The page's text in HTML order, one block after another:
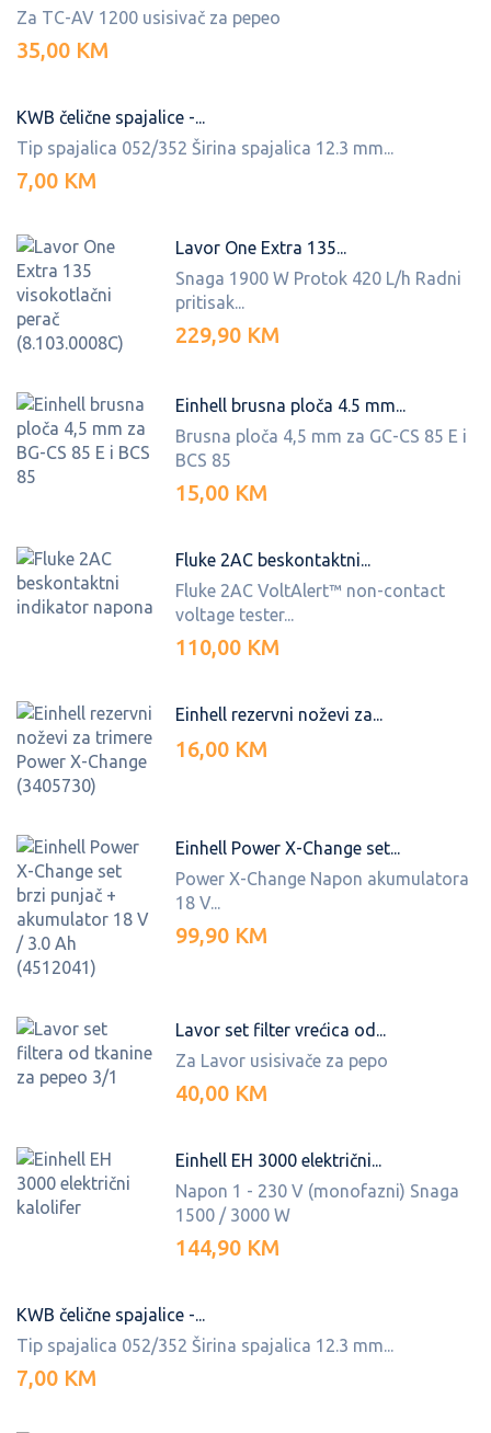
Za TC-AV 1200 usisivač za pepeo
35,00 KM
KWB čelične spajalice -...
Tip spajalica 052/352 Širina spajalica 12.3 mm...
7,00 KM
Lavor One Extra 135...
Snaga 1900 W Protok 420 L/h Radni
pritisak...
229,90 KM
Einhell brusna ploča 4.5 mm...
Brusna ploča 4,5 mm za GC-CS 85 E i
BCS 85
15,00 KM
Fluke 2AC beskontaktni...
Fluke 2AC VoltAlert™ non-contact
voltage tester...
110,00 KM
Einhell rezervni noževi za...
16,00 KM
Einhell Power X-Change set...
Power X-Change Napon akumulatora
18 V...
99,90 KM
Lavor set filter vrećica od...
Za Lavor usisivače za pepo
40,00 KM
Einhell EH 3000 električni...
Napon 1 - 230 V (monofazni) Snaga
1500 / 3000 W
144,90 KM
KWB čelične spajalice -...
Tip spajalica 052/352 Širina spajalica 12.3 mm...
7,00 KM